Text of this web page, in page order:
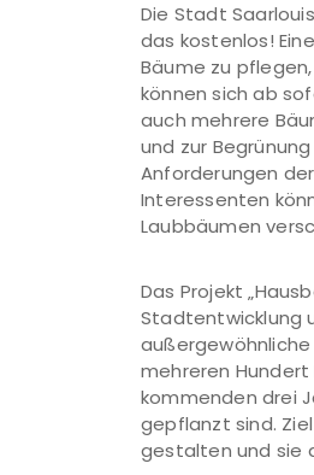
Die Stadt
das kostenlos!
Bäume zu
können sich ab
auch mehrere
und zur
Anforderungen
Interessenten
Laubbäumen
Das Projekt
Stadtentwicklung
mehreren Hundert
kommenden drei
gepflanzt sind.
gestalten und sie